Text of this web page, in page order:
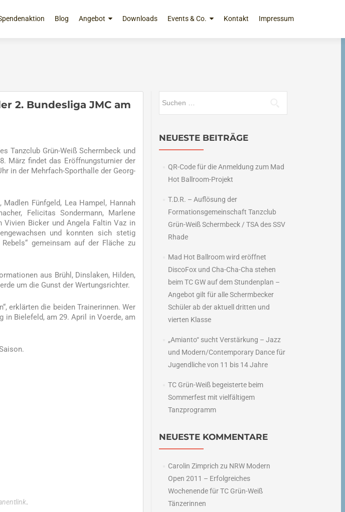
Blog Angebot Downloads Events & Co. Kontakt Impressum
2. Bundesliga JMC am
Tanzclub Grün-Weiß Schermbeck und
März findet das Eröffnungsturnier der
in der Mehrfach-Sporthalle der Georg-
Fünfgeld, Lea Hampel, Hannah
Felicitas Sondermann, Marlene
Vivien Bicker und Angela Faltin Vaz in
und konnten sich stetig
gemeinsam auf der Fläche zu
aus Brühl, Dinslaken, Hilden,
um die Gunst der Wertungsrichter.
erklärten die beiden Trainerinnen. Wer
in Bielefeld, am 29. April in Voerde, am
.
NEUESTE BEITRÄGE
QR-Code für die Anmeldung zum Mad
Hot Ballroom-Projekt
T.D.R. – Auflösung der
Formationsgemeinschaft Tanzclub
Grün-Weiß Schermbeck / TSA des SSV
Rhade
Mad Hot Ballroom wird eröffnet
DiscoFox und Cha-Cha-Cha stehen
beim TC GW auf dem Stundenplan –
Angebot gilt für alle Schermbecker
Schüler ab der aktuell dritten und
vierten Klasse
„Amianto“ sucht Verstärkung – Jazz
und Modern/Contemporary Dance für
Jugendliche von 11 bis 14 Jahre
TC Grün-Weiß begeisterte beim
Sommerfest mit vielfältigem
Tanzprogramm
NEUESTE KOMMENTARE
Carolin Zimprich zu NRW Modern
Open 2011 – Erfolgreiches
Wochenende für TC Grün-Weiß
Tänzerinnen